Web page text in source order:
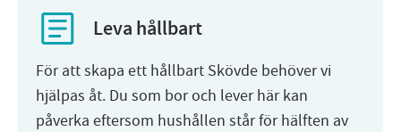
Leva hållbart
För att skapa ett hållbart Skövde behöver vi
hjälpas åt. Du som bor och lever här kan
påverka eftersom hushållen står för hälften av